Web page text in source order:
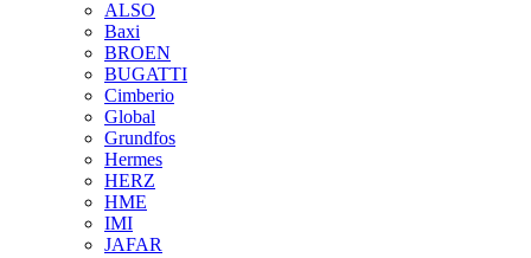
ALSO
Baxi
BROEN
BUGATTI
Cimberio
Global
Grundfos
Hermes
HERZ
HME
IMI
JAFAR